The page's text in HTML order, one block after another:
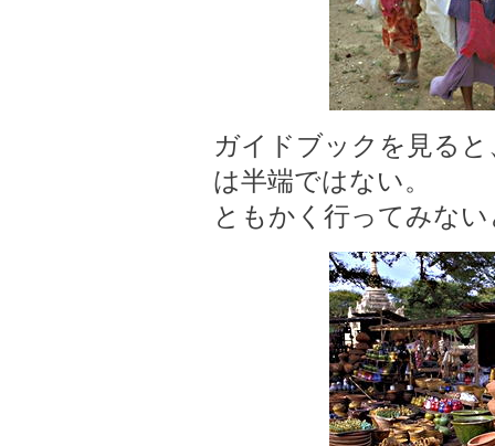
ガイドブックを見る
は半端ではない。
ともかく行ってみな